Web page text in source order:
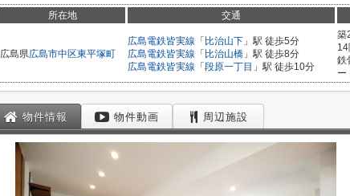
所在地 交通
広島県広島市中区東平塚町
広島電鉄皆実線 「 比治山下 」駅 徒歩5分
広島電鉄皆実線 「 比治山橋 」駅 徒歩8分
広島電鉄皆実線 「 段原一丁目 」駅 徒歩10分
築
鉄
ー
物件情報 物件動画 周辺施設